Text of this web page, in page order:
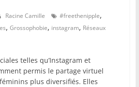
Racine Camille #freethenipple,
, Grossophobie, instagram, Réseaux
telles qu’Instagram et
permis le partage virtuel
plus diversifiés. Elles